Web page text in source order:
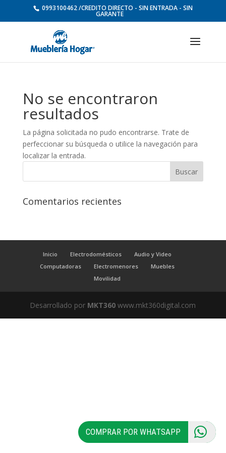
0993100462 /CREDITO DIRECTO - SIN ENTRADA - SIN
GARANTE
No se encontraron
resultados
La página solicitada no pudo encontrarse. Trate de
perfeccionar su búsqueda o utilice la navegación para
localizar la entrada.
Comentarios recientes
Inicio Electrodomésticos
Audio y Video
Computadoras
Electromenores
Muebles
Movilidad
Desarrollado por MKT360 www.mkt360digital.com
COMPRAR POR WHATSAPP